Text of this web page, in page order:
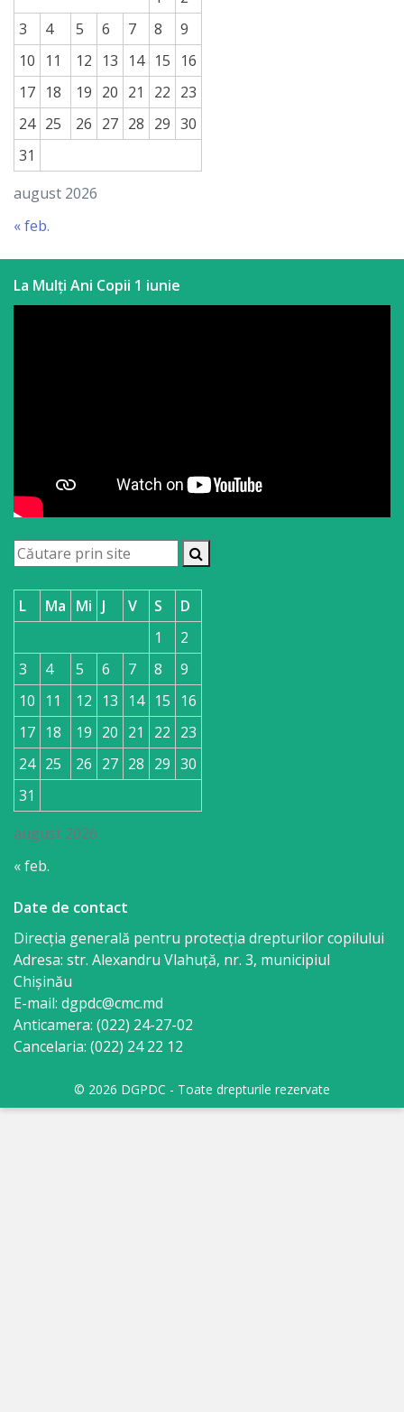
a
paginii
web
Contacte
august 2026
3
4 5 6 7 8
9
10
11 12 13 14 15
16
17 18 19 20 21 22 23
24 25 26 27 28 29 30
31
« feb.
La Mulți Ani Copii 1 iunie
august 2026
L Ma Mi J V S
D
1
2
3
4 5 6 7 8
9
10
11 12 13 14 15
16
17 18 19 20 21 22 23
24 25 26 27 28 29 30
31
« feb.
Date de contact
Direcția generală pentru protecția drepturilor copilului
Adresa: str. Alexandru Vlahuţă, nr. 3, municipiul
Chişinău
E-mail: dgpdc@cmc.md
Anticamera: (022) 24-27-02
Cancelaria: (022) 24 22 12
© 2026 DGPDC - Toate drepturile rezervate